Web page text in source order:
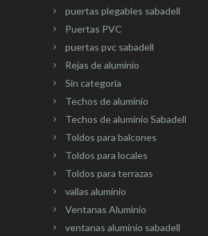
puertas plegables sabadell
Puertas PVC
puertas pvc sabadell
Rejas de aluminio
Sin categoría
Techos de aluminio
Techos de aluminio Sabadell
Toldos para balcones
Toldos para locales
Toldos para terrazas
vallas aluminio
Ventanas Aluminio
ventanas aluminio sabadell